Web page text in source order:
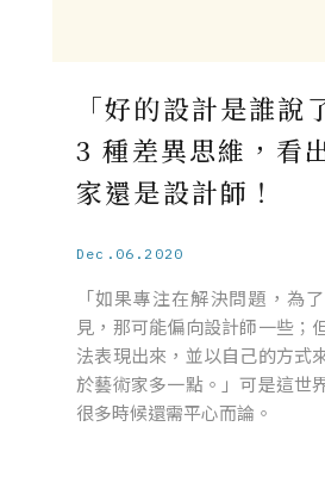
「好的設計是誰說
3 種差異思維，看
家還是設計師！
Dec.06.2020
「如果專注在解決問題，為
見，那可能偏向設計師一些；
法表現出來，並以自己的方式
於藝術家多一點。」可是這世
很多時候還需平心而論。